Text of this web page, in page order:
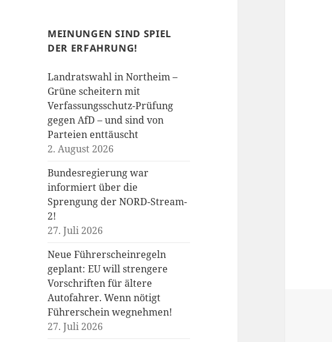
MEINUNGEN SIND SPIEL
DER ERFAHRUNG!
Landratswahl in Northeim –
Grüne scheitern mit
Verfassungsschutz-Prüfung
gegen AfD – und sind von
Parteien enttäuscht
2. August 2026
Bundesregierung war
informiert über die
Sprengung der NORD-Stream-
2!
27. Juli 2026
Neue Führerscheinregeln
geplant: EU will strengere
Vorschriften für ältere
Autofahrer. Wenn nötigt
Führerschein wegnehmen!
27. Juli 2026